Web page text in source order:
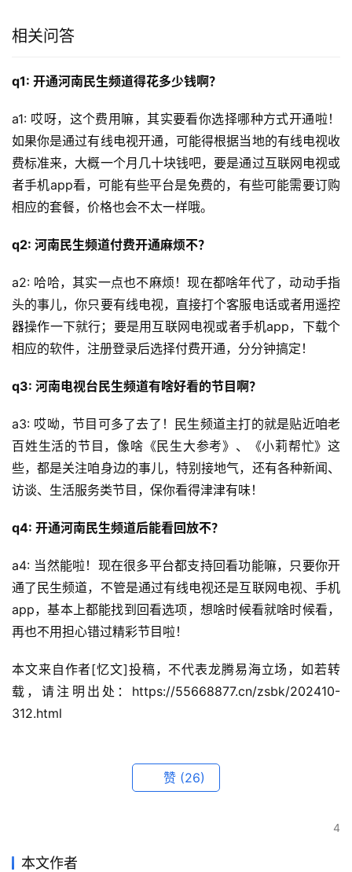
相关问答
q1: 开通河南民生频道得花多少钱啊？
a1: 哎呀，这个费用嘛，其实要看你选择哪种方式开通啦！
如果你是通过有线电视开通，可能得根据当地的有线电视收
费标准来，大概一个月几十块钱吧，要是通过互联网电视或
者手机app看，可能有些平台是免费的，有些可能需要订购
相应的套餐，价格也会不太一样哦。
q2: 河南民生频道付费开通麻烦不？
a2: 哈哈，其实一点也不麻烦！现在都啥年代了，动动手指
头的事儿，你只要有线电视，直接打个客服电话或者用遥控
器操作一下就行；要是用互联网电视或者手机app，下载个
相应的软件，注册登录后选择付费开通，分分钟搞定！
q3: 河南电视台民生频道有啥好看的节目啊？
a3: 哎呦，节目可多了去了！民生频道主打的就是贴近咱老
百姓生活的节目，像啥《民生大参考》、《小莉帮忙》这
些，都是关注咱身边的事儿，特别接地气，还有各种新闻、
访谈、生活服务类节目，保你看得津津有味！
q4: 开通河南民生频道后能看回放不？
a4: 当然能啦！现在很多平台都支持回看功能嘛，只要你开
通了民生频道，不管是通过有线电视还是互联网电视、手机
app，基本上都能找到回看选项，想啥时候看就啥时候看，
再也不用担心错过精彩节目啦！
本文来自作者[忆文]投稿，不代表龙腾易海立场，如若转
载，请注明出处：https://55668877.cn/zsbk/202410-
312.html
赞 (26)
4
本文作者